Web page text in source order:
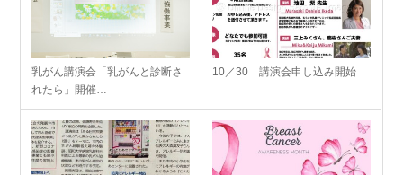
乳がん講演会「乳がんと診断さ
れたら」開催…
10／30 講演会申し込み開始